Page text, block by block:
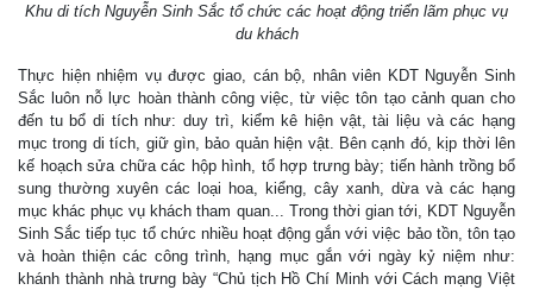
Khu di tích Nguyễn Sinh Sắc tổ chức các hoạt động triển lãm phục vụ
du khách
Thực hiện nhiệm vụ được giao, cán bộ, nhân viên KDT Nguyễn Sinh
Sắc luôn nỗ lực hoàn thành công việc, từ việc tôn tạo cảnh quan cho
đến tu bổ di tích như: duy trì, kiểm kê hiện vật, tài liệu và các hạng
mục trong di tích, giữ gìn, bảo quản hiện vật. Bên cạnh đó, kịp thời lên
kế hoạch sửa chữa các hộp hình, tổ hợp trưng bày; tiến hành trồng bổ
sung thường xuyên các loại hoa, kiểng, cây xanh, dừa và các hạng
mục khác phục vụ khách tham quan... Trong thời gian tới, KDT Nguyễn
Sinh Sắc tiếp tục tổ chức nhiều hoạt động gắn với việc bảo tồn, tôn tạo
và hoàn thiện các công trình, hạng mục gắn với ngày kỷ niệm như:
khánh thành nhà trưng bày “Chủ tịch Hồ Chí Minh với Cách mạng Việt